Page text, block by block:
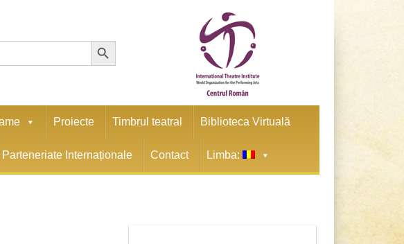
Search Button
Proiecte Timbrul teatral Biblioteca Virtuală
Parteneriate Internaționale Contact Limba: